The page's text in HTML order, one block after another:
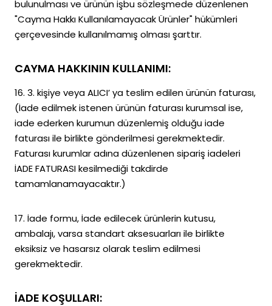
bulunulması ve ürünün işbu sözleşmede düzenlenen
"Cayma Hakkı Kullanılamayacak Ürünler" hükümleri
çerçevesinde kullanılmamış olması şarttır.
CAYMA HAKKININ KULLANIMI:
16. 3. kişiye veya ALICI’ ya teslim edilen ürünün faturası,
(İade edilmek istenen ürünün faturası kurumsal ise,
iade ederken kurumun düzenlemiş olduğu iade
faturası ile birlikte gönderilmesi gerekmektedir.
Faturası kurumlar adına düzenlenen sipariş iadeleri
İADE FATURASI kesilmediği takdirde
tamamlanamayacaktır.)
17. İade formu, İade edilecek ürünlerin kutusu,
ambalajı, varsa standart aksesuarları ile birlikte
eksiksiz ve hasarsız olarak teslim edilmesi
gerekmektedir.
İADE KOŞULLARI: